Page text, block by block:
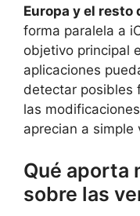
Europa y el resto
forma paralela a
objetivo principal
aplicaciones
detectar posibles
las
aprecian a
Qué aporta
sobre las